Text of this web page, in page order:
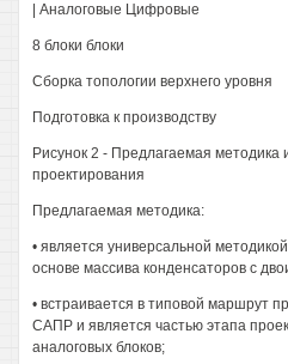
| Аналоговые Цифровые
8 блоки блоки
Сборка топологии верхнего уровня
Подготовка к производству
Рисунок 2 - Предлагаемая
проектирования
Предлагаемая методика:
• является универсальной
основе массива конденсаторов с
• встраивается в типовой маршрут
САПР и является частью этапа
аналоговых блоков;